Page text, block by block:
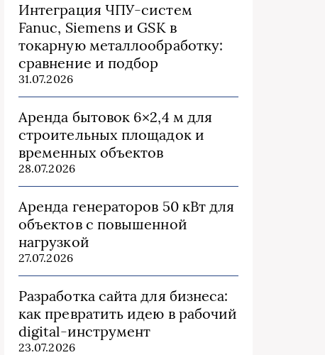
Интеграция ЧПУ-систем
Fanuc, Siemens и GSK в
токарную металлообработку:
сравнение и подбор
31.07.2026
Аренда бытовок 6×2,4 м для
строительных площадок и
временных объектов
28.07.2026
Аренда генераторов 50 кВт для
объектов с повышенной
нагрузкой
27.07.2026
Разработка сайта для бизнеса:
как превратить идею в рабочий
digital-инструмент
23.07.2026